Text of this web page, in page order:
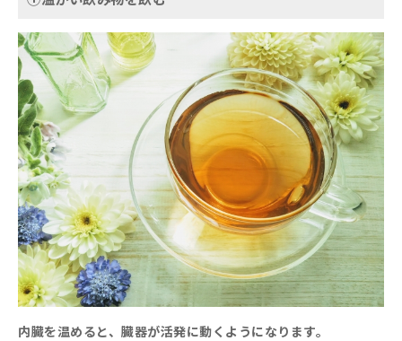
内臓を温めると、臓器が活発に動くようになります。